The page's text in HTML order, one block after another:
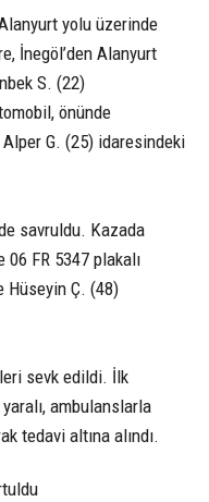
yolu üzerinde
İnegöl’den Alanyurt
S. (22)
önünde
G. (25) idaresindeki
savruldu. Kazada
FR 5347 plakalı
Hüseyin Ç. (48)
sevk edildi. İlk
ambulanslarla
tedavi altına alındı.